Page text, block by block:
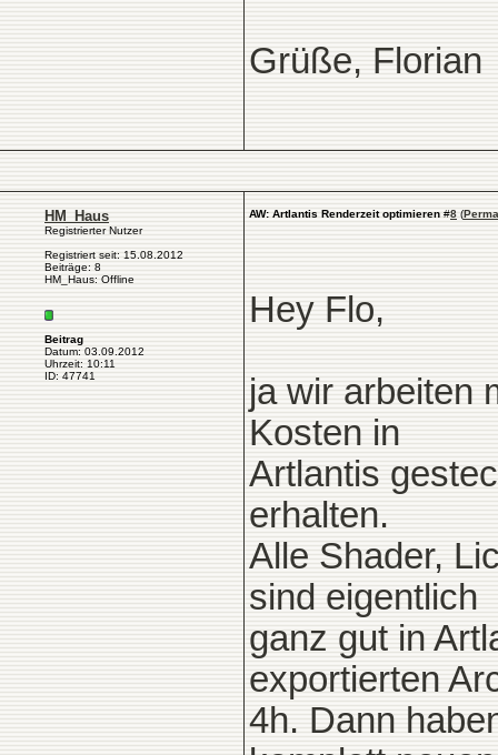
Grüße, Florian
HM_Haus
Registrierter Nutzer
Registriert seit: 15.08.2012
Beiträge: 8
HM_Haus: Offline
Beitrag
Datum: 03.09.2012
Uhrzeit: 10:11
ID: 47741
AW: Artlantis Renderzeit optimieren #8 (
Hey Flo,
ja wir arbeiten
Kosten in
Artlantis
erhalten.
Alle Shader,
sind eigentlich
ganz gut in
exportierten
4h. Dann